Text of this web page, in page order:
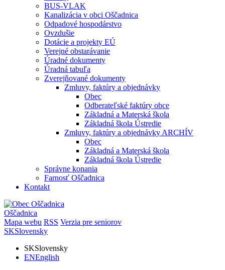
BUS-VLAK
Kanalizácia v obci Oščadnica
Odpadové hospodárstvo
Ovzdušie
Dotácie a projekty EÚ
Verejné obstarávanie
Úradné dokumenty
Úradná tabuľa
Zverejňované dokumenty
Zmluvy, faktúry a objednávky
Obec
Odberateľské faktúry obce
Základná a Materská škola
Základná škola Ústredie
Zmluvy, faktúry a objednávky ARCHÍV
Obec
Základná a Materská škola
Základná škola Ústredie
Správne konania
Farnosť Oščadnica
Kontakt
Oščadnica
Mapa webu RSS Verzia pre seniorov
SKSlovensky
SKSlovensky
ENEnglish